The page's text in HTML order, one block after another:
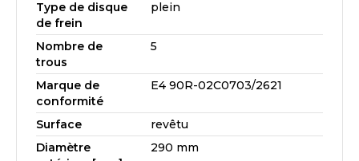
Type de disque
de frein
plein
Nombre de
trous
5
Marque de
conformité
E4 90R-02C0703/2621
Surface
revêtu
Diamètre
290 mm